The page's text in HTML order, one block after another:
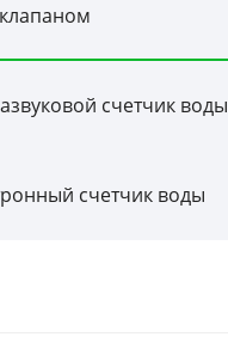
счетчик воды
счетчик воды